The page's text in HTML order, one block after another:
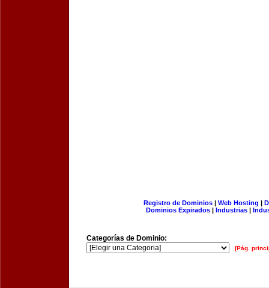
Registro de Dominios| Web Hosting |
Dominios Expirados | Industrias |
Categorías de Dominio:
[Pág.